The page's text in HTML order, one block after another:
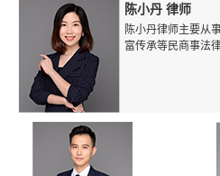
陈小丹 律师
陈小丹律师主要从
富传承等民商事法